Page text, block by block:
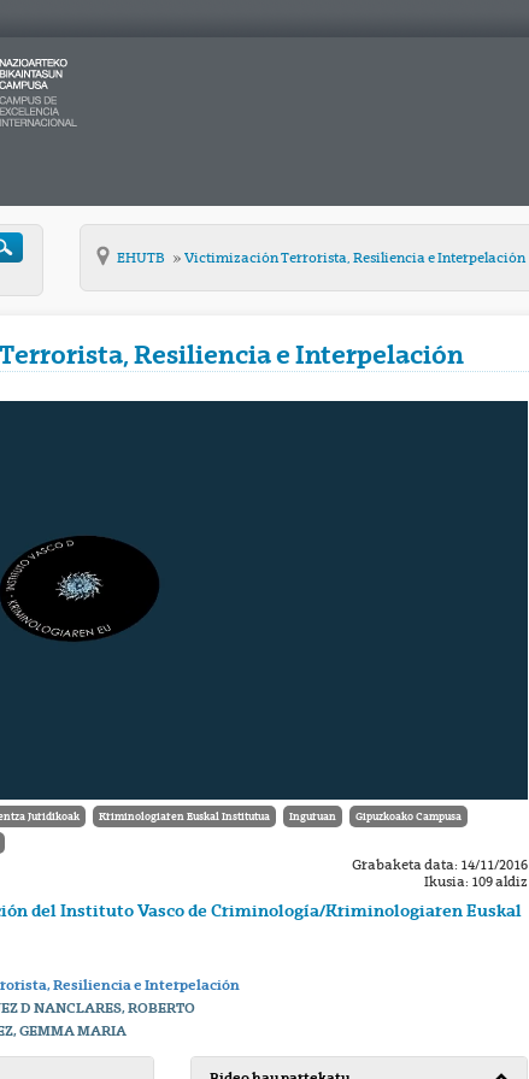
EHUTB Victimización Terrorista, Resiliencia e Interpelación
Resiliencia e Interpelación
Juridikoak Kriminologiaren Euskal Institutua Inguruan Gipuzkoako Campusa
Grabaketa data: 14/11/2016
Ikusia: 109 aldiz
del Instituto Vasco de Criminología/Kriminologiaren Euskal
Resiliencia e Interpelación
D NANCLARES, ROBERTO
GEMMA MARIA